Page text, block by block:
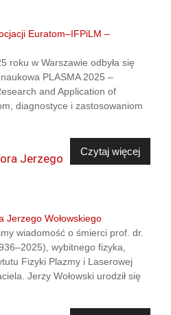
roku w Warszawie odbyła się
PLASMA 2025 –
and Application of
diagnostyce i zastosowaniom
Czytaj więcej
Jerzego
wiadomość o śmierci prof. dr.
wybitnego fizyka,
Fizyki Plazmy i Laserowej
Jerzy Wołowski urodził się